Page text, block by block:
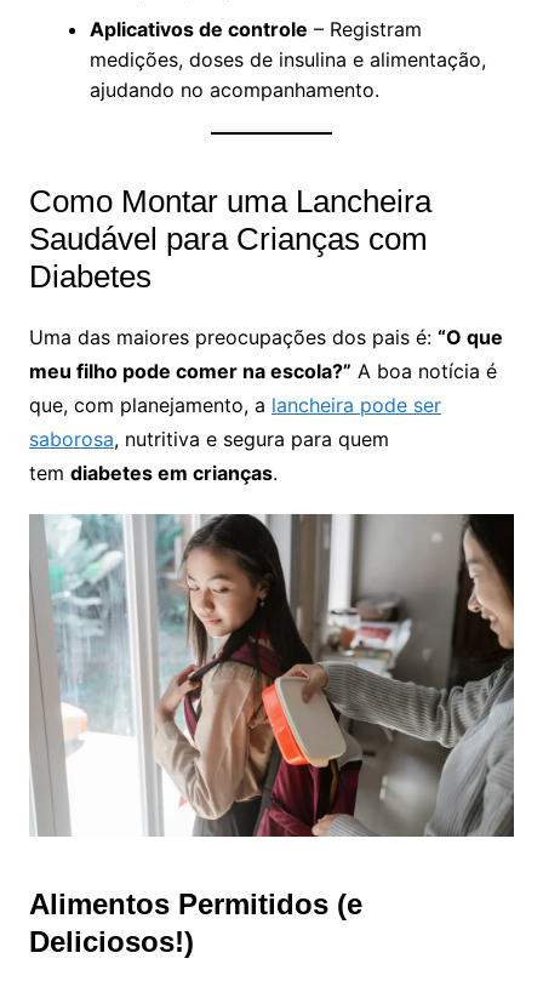
Aplicativos de controle – Registram
medições, doses de insulina e alimentação,
ajudando no acompanhamento.
Como Montar uma Lancheira
Saudável para Crianças com
Diabetes
Uma das maiores preocupações dos pais é: “O que
meu filho pode comer na escola?” A boa notícia é
que, com planejamento, a lancheira pode ser
saborosa, nutritiva e segura para quem
tem diabetes em crianças.
Alimentos Permitidos (e
Deliciosos!)